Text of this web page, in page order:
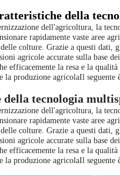
della
dell'agricoltura, la
rapidamente vaste aree
colture. Grazie a questi dati,
agricole accurate sulla base
efficacemente la resa e la
la produzione agricolaIl
della tecnologia
dell'agricoltura, la
rapidamente vaste aree
colture. Grazie a questi dati,
agricole accurate sulla base
efficacemente la resa e la
la produzione agricolaIl